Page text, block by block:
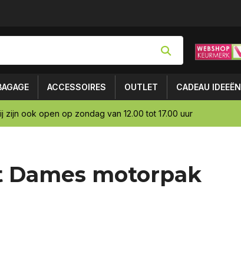
ACCESSOIRES OUTLET CADEAU IDEEËN
zijn ook open op zondag van 12.00 tot 17.00 uur
motorpak